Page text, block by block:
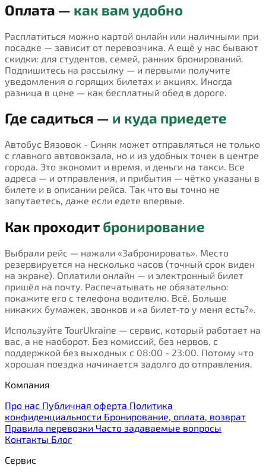
Оплата — как вам удобно
Расплатиться можно картой онлайн или наличными при
посадке — зависит от перевозчика. А ещё у нас бывают
скидки: для студентов, семей, ранних бронирований.
Подпишитесь на рассылку — и первыми получите
уведомления о горящих билетах и акциях. Иногда
разница в цене — как бесплатный обед в дороге.
Где садиться — и куда приедете
Автобус Вязовок - Синяк может отправляться не только
с главного автовокзала, но и из удобных точек в центре
города. Это экономит и время, и деньги на такси. Все
адреса — и отправления, и прибытия — чётко указаны в
билете и в описании рейса. Так что вы точно не
запутаетесь, даже если едете впервые.
Как проходит бронирование
Выбрали рейс — нажали «Забронировать». Место
резервируется на несколько часов (точный срок виден
на экране). Оплатили онлайн — и электронный билет
пришёл на почту. Распечатывать не обязательно:
покажите его с телефона водителю. Всё. Больше
никаких бумажек, звонков и «а билет-то у меня есть?».
Используйте TourUkraine — сервис, который работает на
вас, а не наоборот. Без комиссий, без нервов, с
поддержкой без выходных с 08:00 - 23:00. Потому что
хорошая поездка начинается задолго до отправления.
Компания
Про нас Публичная оферта Политика
конфиденциальности Бронирование, оплата, возврат
Правила перевозки Часто задаваемые вопросы
Контакты Блог
Сервис